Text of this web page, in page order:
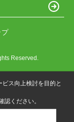
プ
Reserved.
ス向上検討を目的と
認ください。